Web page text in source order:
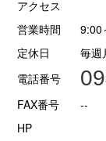
アクセス
営業時間
9:00
定休日
毎
電話番号
FAX番号
--
HP